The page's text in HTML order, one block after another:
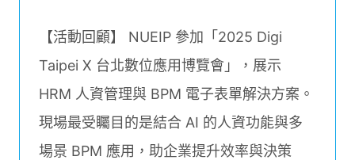
【活動回顧】 NUEIP 參加「2025 Digi
Taipei X 台北數位應用博覽會」，展示
HRM 人資管理與 BPM 電子表單解決方案。
現場最受矚目的是結合 AI 的人資功能與多
場景 BPM 應用，助企業提升效率與決策